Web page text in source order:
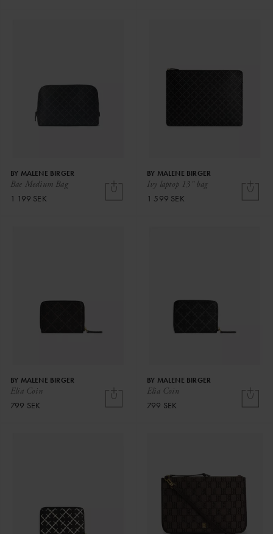
Bae Medium Bag
BY MALENE BIRGER
1 199 SEK
Ivy laptop 13" bag
BY MALENE BIRGER
1 599 SEK
Elia Coin
BY MALENE BIRGER
799 SEK
Elia Coin
BY MALENE BIRGER
799 SEK